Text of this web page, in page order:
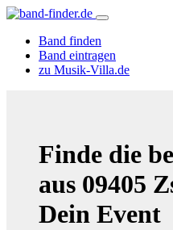
Band finden
Band eintragen
zu Musik-Villa.de
Finde die
aus 09405
Dein Event